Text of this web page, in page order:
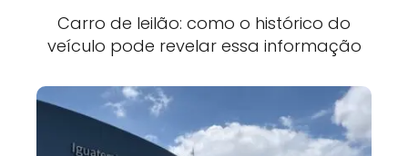
Carro de leilão: como o histórico do
veículo pode revelar essa informação